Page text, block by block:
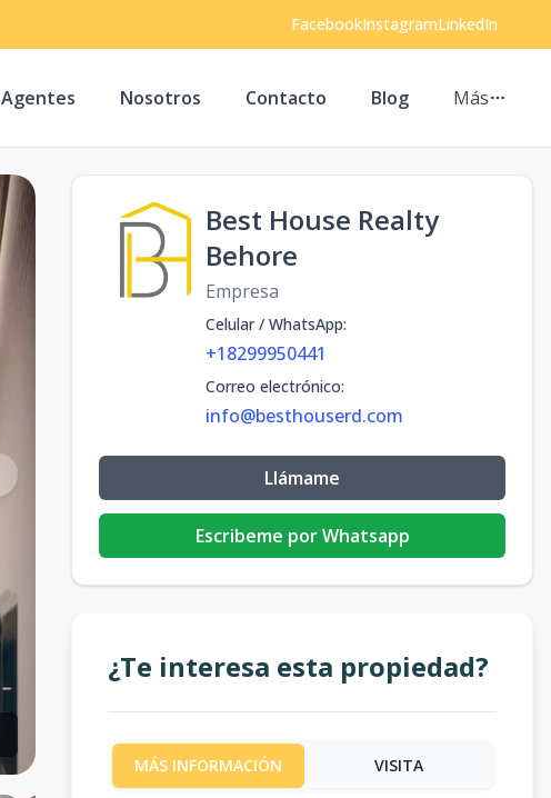
FacebookInstagramLinkedIn
Agentes Nosotros Contacto Blog Más
Best House Realty
Behore
Empresa
Celular / WhatsApp:
+18299950441
Correo electrónico:
info@besthouserd.com
Llámame
Escribeme por Whatsapp
¿Te interesa esta propiedad?
MÁS INFORMACIÓN VISITA